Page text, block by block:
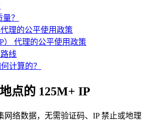
号
？
理的公平使用政策
） 代理的公平使用政策
线
计算的？
点的 125M+ IP
网络数据，无需验证码、IP 禁止或地理